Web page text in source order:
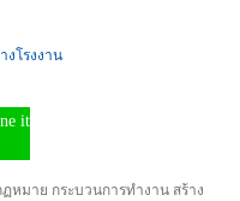
งโรงงาน
หมาย กระบวนการทำงาน สร้าง